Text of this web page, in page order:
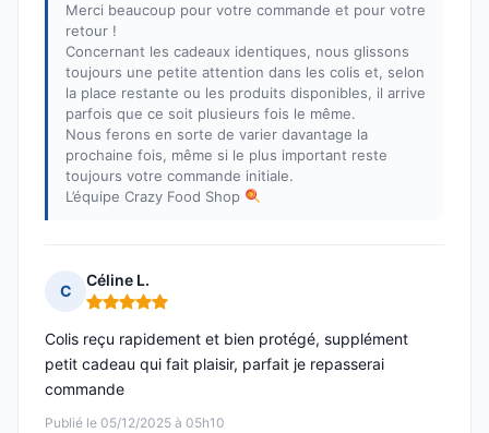
Merci beaucoup pour votre commande et pour votre
retour !
Concernant les cadeaux identiques, nous glissons
toujours une petite attention dans les colis et, selon
la place restante ou les produits disponibles, il arrive
parfois que ce soit plusieurs fois le même.
Nous ferons en sorte de varier davantage la
prochaine fois, même si le plus important reste
toujours votre commande initiale.
L’équipe Crazy Food Shop
C
Céline L.
Note : 5 sur 5
Publié le 05/12/2025 à 05h10
Colis reçu rapidement et bien protégé, supplément
petit cadeau qui fait plaisir, parfait je repasserai
commande